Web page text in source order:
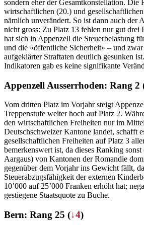
sondern eher der Gesamtkonstellation. Die
wirtschaftlichen (20.) und
nämlich unverändert. So ist dann auch der
nicht gross: Zu Platz 13 fehlen nur gut drei
hat sich in Appenzell die Steuerbelastung
und die «öffentliche Sicherheit» – und
aufgeklärter Straftaten deutlich gesunken
Indikatoren gab es keine signifikante
Appenzell Ausserrhoden: Rang 2
Vom dritten Platz im Vorjahr steigt
Treppenstufe weiter hoch auf Platz 2.
den wirtschaftlichen Freiheiten nur im
Deutschschweizer Kantone landet, schafft
gesellschaftlichen Freiheiten auf Platz 3
bemerkenswert ist, da dieses Ranking
Aargaus) von Kantonen der Romandie
gegenüber dem Vorjahr ins Gewicht fällt,
Steuerabzugsfähigkeit der externen
10’000 auf 25’000 Franken erhöht hat;
gestiegene Staatsquote zu Buche.
Bern: Rang 25 (↓4)